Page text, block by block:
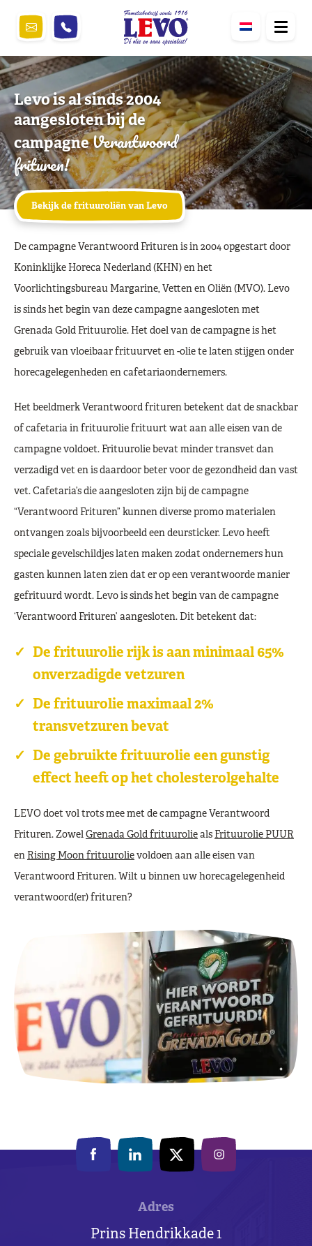
Levo is al sinds 2004
aangesloten bij de
campagneVerantwoord
frituren!
Bekijk de frituuroliën van Levo
De campagne Verantwoord Frituren is in 2004 opgestart door
Koninklijke Horeca Nederland (KHN) en het
Voorlichtingsbureau Margarine, Vetten en Oliën (MVO). Levo
is sinds het begin van deze campagne aangesloten met
Grenada Gold Frituurolie. Het doel van de campagne is het
gebruik van vloeibaar frituurvet en -olie te laten stijgen onder
horecagelegenheden en cafetariaondernemers.
Het beeldmerk Verantwoord frituren betekent dat de snackbar
of cafetaria in frituurolie frituurt wat aan alle eisen van de
campagne voldoet. Frituurolie bevat minder transvet dan
verzadigd vet en is daardoor beter voor de gezondheid dan vast
vet. Cafetaria’s die aangesloten zijn bij de campagne
“Verantwoord Frituren” kunnen diverse promo materialen
ontvangen zoals bijvoorbeeld een deursticker. Levo heeft
speciale gevelschildjes laten maken zodat ondernemers hun
gasten kunnen laten zien dat er op een verantwoorde manier
gefrituurd wordt. Levo is sinds het begin van de campagne
‘Verantwoord Frituren’ aangesloten. Dit betekent dat:
De frituurolie rijk is aan minimaal 65%
onverzadigde vetzuren
De frituurolie maximaal 2%
transvetzuren bevat
De gebruikte frituurolie een gunstig
effect heeft op het cholesterolgehalte
LEVO doet vol trots mee met de campagne Verantwoord
Frituren. ZowelGrenada Gold frituuroliealsFrituurolie PUUR
enRising Moon frituurolievoldoen aan alle eisen van
Verantwoord Frituren. Wilt u binnen uw horecagelegenheid
verantwoord(er) frituren?
Adres
Prins Hendrikkade 1